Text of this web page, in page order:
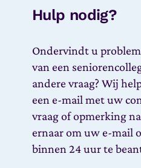
Hulp nodig?
Ondervindt u
van een
andere vraag? Wij
een e-mail met uw
vraag of opmerking
ernaar om uw e-mail
binnen 24 uur te